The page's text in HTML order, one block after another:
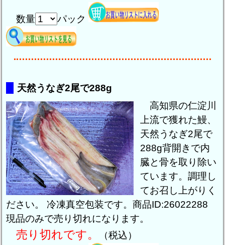
数量 パック
天然うなぎ2尾で288g
高知県の仁淀川
上流で獲れた鰻、
天然うなぎ2尾で
288g背開きで内
臓と骨を取り除い
ています。調理し
てお召し上がりく
ださい。 冷凍真空包装です。商品ID:26022288
現品のみで売り切れになります。
売り切れです。 （税込）